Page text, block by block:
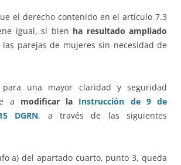
el derecho contenido en el artículo 7.3
igual, si bien ha resultado ampliado
las parejas de mujeres sin necesidad de
una mayor claridad y seguridad
a modificar la Instrucción de 9 de
DGRN, a través de las siguientes
a) del apartado cuarto, punto 3, queda